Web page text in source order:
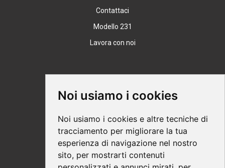
Noi usiamo i cookies
Noi usiamo i cookies e altre tecniche di
tracciamento per migliorare la tua
esperienza di navigazione nel nostro
sito, per mostrarti contenuti
Contattaci
Modello 231
Lavora con noi
Supporto
Modalità di acquisto
Ebook help
Privacy